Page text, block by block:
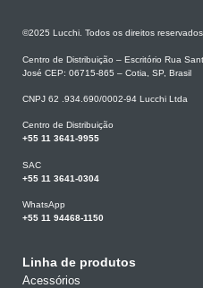
©2025 Lucchi. Todos os direitos
Centro de Distribuição – Escritório Rua
José CEP: 06715-865 – Cotia, SP, Brasil
CNPJ 62 .934.690/0002-94 Lucchi Ltda
Centro de Distribuição
+55 11 3641-9955
SAC
+55 11 3641-0304
WhatsApp
+55 11 94468-1150
Linha de produtos
Acessórios